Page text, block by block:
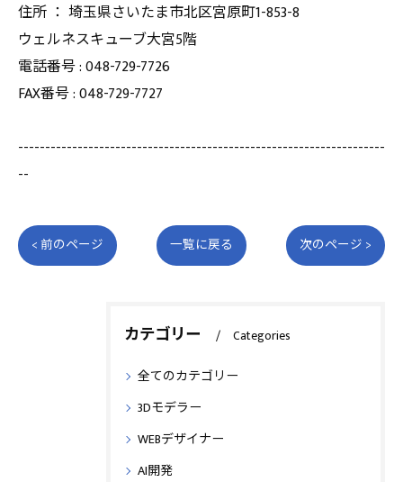
住所 ： 埼玉県さいたま市北区宮原町1-853-8
ウェルネスキューブ大宮5階
電話番号 : 048-729-7726
FAX番号 : 048-729-7727
--------------------------------------------------------------------
--
< 前のページ 一覧に戻る 次のページ >
カテゴリー Categories
全てのカテゴリー
3Dモデラー
WEBデザイナー
AI開発